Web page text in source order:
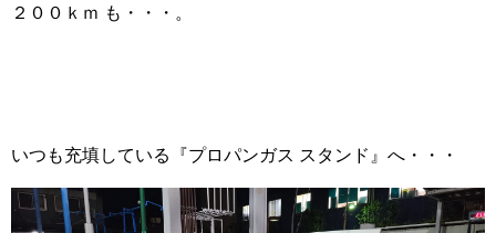
２００ｋｍ も・・・。
いつも充填している『プロパンガス スタンド』へ・・・